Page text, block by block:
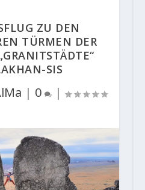
ZU DEN
TÜRMEN DER
SIS
| 0 |